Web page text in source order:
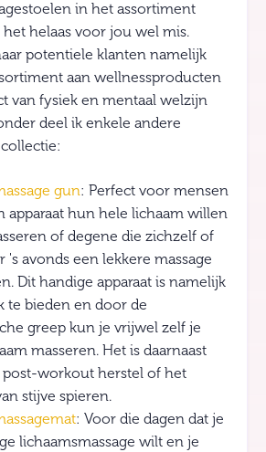
in het assortiment
helaas voor jou wel mis.
potentiele klanten namelijk
aan wellnessproducten
van fysiek en mentaal welzijn
deel ik enkele andere
gun: Perfect voor mensen
apparaat hun hele lichaam willen
of degene die zichzelf of
's avonds een lekkere massage
Dit handige apparaat is namelijk
te bieden en door de
greep kun je vrijwel zelf je
masseren. Het is daarnaast
post-workout herstel of het
stijve spieren.
: Voor die dagen dat je
lichaamsmassage wilt en je